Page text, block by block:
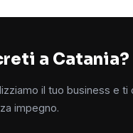
a Catania?
il tuo business e ti
impegno.